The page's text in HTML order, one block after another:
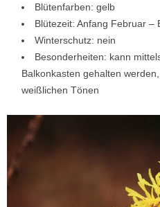
Blütenfarben: gelb
Blütezeit: Anfang Februar –
Winterschutz: nein
Besonderheiten: kann
Balkonkasten gehalten
weißlichen Tönen